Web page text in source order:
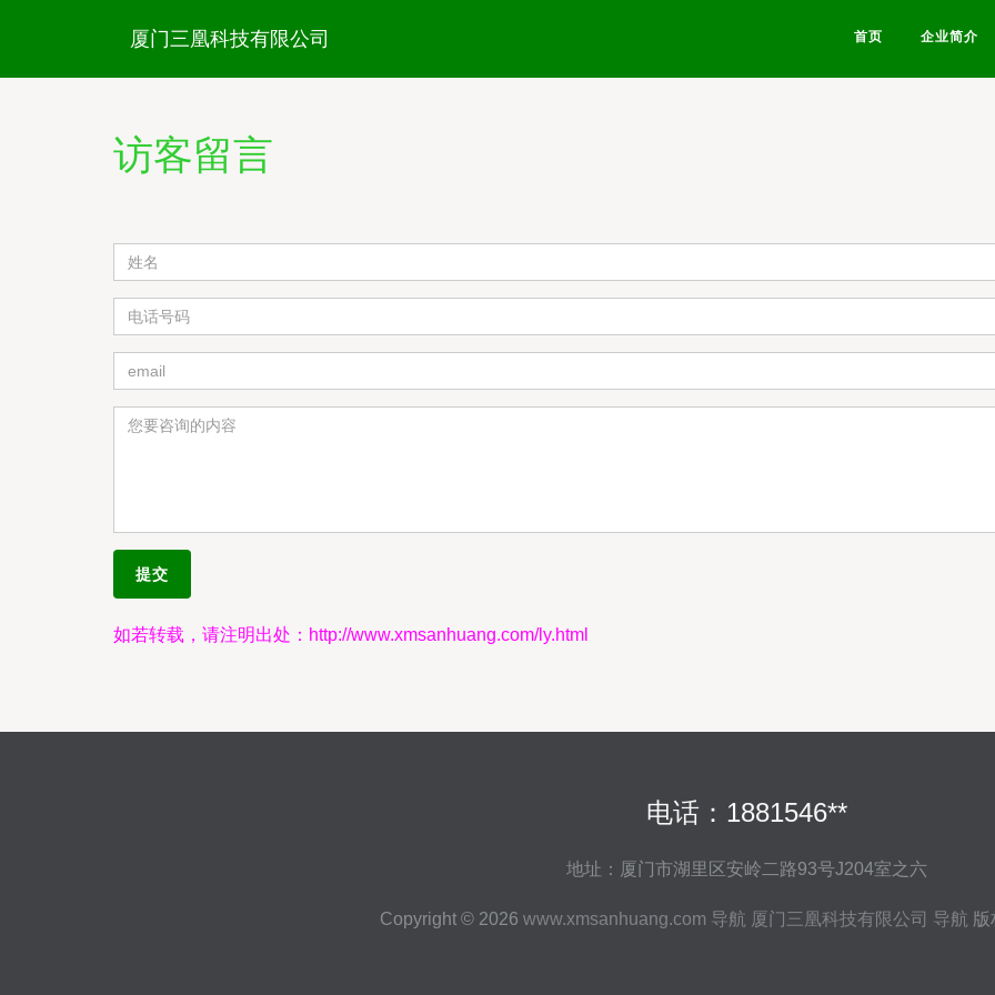
厦门三凰科技有限公司 首页 企业简介
访客留言
如若转载，请注明出处：http://www.xmsanhuang.com/ly.html
电话：1881546**
地址：厦门市湖里区安岭二路93号J204室之六
Copyright © 2026 www.xmsanhuang.com 导航 厦门三凰科技有限公司 导航